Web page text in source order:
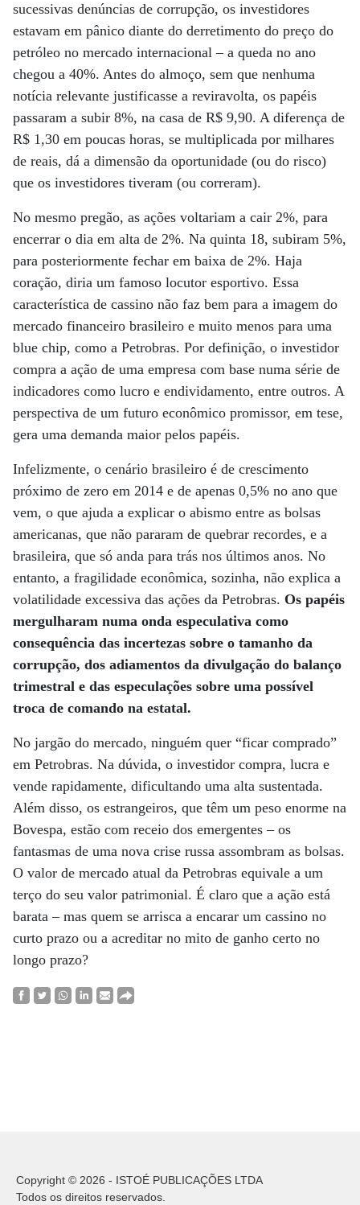
sucessivas denúncias de corrupção, os investidores
estavam em pânico diante do derretimento do preço do
petróleo no mercado internacional – a queda no ano
chegou a 40%. Antes do almoço, sem que nenhuma
notícia relevante justificasse a reviravolta, os papéis
passaram a subir 8%, na casa de R$ 9,90. A diferença de
R$ 1,30 em poucas horas, se multiplicada por milhares
de reais, dá a dimensão da oportunidade (ou do risco)
que os investidores tiveram (ou correram).
No mesmo pregão, as ações voltariam a cair 2%, para
encerrar o dia em alta de 2%. Na quinta 18, subiram 5%,
para posteriormente fechar em baixa de 2%. Haja
coração, diria um famoso locutor esportivo. Essa
característica de cassino não faz bem para a imagem do
mercado financeiro brasileiro e muito menos para uma
blue chip, como a Petrobras. Por definição, o investidor
compra a ação de uma empresa com base numa série de
indicadores como lucro e endividamento, entre outros. A
perspectiva de um futuro econômico promissor, em tese,
gera uma demanda maior pelos papéis.
Infelizmente, o cenário brasileiro é de crescimento
próximo de zero em 2014 e de apenas 0,5% no ano que
vem, o que ajuda a explicar o abismo entre as bolsas
americanas, que não pararam de quebrar recordes, e a
brasileira, que só anda para trás nos últimos anos. No
entanto, a fragilidade econômica, sozinha, não explica a
volatilidade excessiva das ações da Petrobras. Os papéis
mergulharam numa onda especulativa como
consequência das incertezas sobre o tamanho da
corrupção, dos adiamentos da divulgação do balanço
trimestral e das especulações sobre uma possível
troca de comando na estatal.
No jargão do mercado, ninguém quer “ficar comprado”
em Petrobras. Na dúvida, o investidor compra, lucra e
vende rapidamente, dificultando uma alta sustentada.
Além disso, os estrangeiros, que têm um peso enorme na
Bovespa, estão com receio dos emergentes – os
fantasmas de uma nova crise russa assombram as bolsas.
O valor de mercado atual da Petrobras equivale a um
terço do seu valor patrimonial. É claro que a ação está
barata – mas quem se arrisca a encarar um cassino no
curto prazo ou a acreditar no mito de ganho certo no
longo prazo?
Copyright © 2026 - ISTOÉ PUBLICAÇÕES LTDA
Todos os direitos reservados.